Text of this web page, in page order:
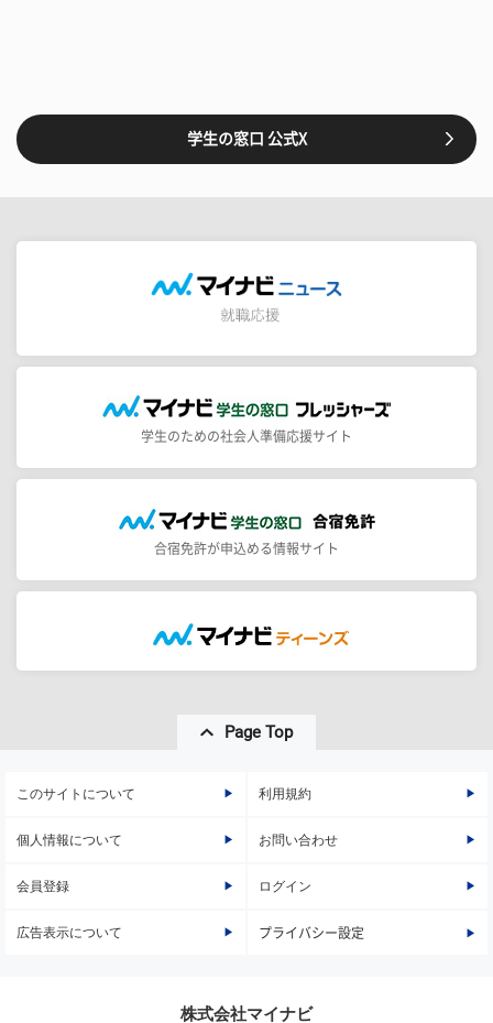
学生の窓口 公式X
学生のための社会人準備応援サイト
合宿免許が申込める情報サイト
Page Top
このサイトについて 利用規約
個人情報について お問い合わせ
会員登録 ログイン
広告表示について プライバシー設定
株式会社マイナビ